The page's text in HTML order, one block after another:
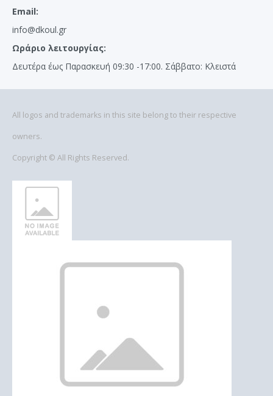
Email:
info@dkoul.gr
Ωράριο λειτουργίας:
Δευτέρα έως Παρασκευή 09:30 -17:00. Σάββατο: Κλειστά
All logos and trademarks in this site belong to their respective
owners.
Copyright © All Rights Reserved.